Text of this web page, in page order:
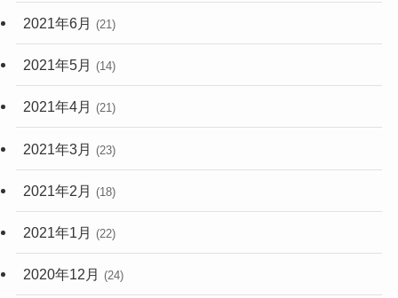
2021年6月 (21)
2021年5月 (14)
2021年4月 (21)
2021年3月 (23)
2021年2月 (18)
2021年1月 (22)
2020年12月 (24)